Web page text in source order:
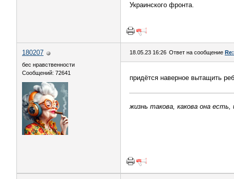
Украинского фронта.
180207
бес нравственности
Сообщений: 72641
18.05.23 16:26 Ответ на сообщение
придётся наверное вытащить
жизнь такова, какова она